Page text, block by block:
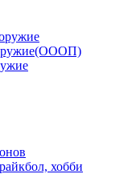
хобби